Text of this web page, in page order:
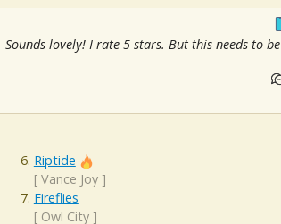
lovely! I rate 5 stars. But this needs to be
Riptide
[ Vance Joy]
Fireflies
[ Owl City]